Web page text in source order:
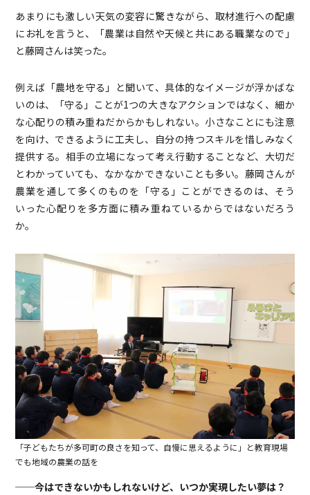
あまりにも激しい天気の変容に驚きながら、取材進行への配慮
にお礼を言うと、「農業は自然や天候と共にある職業なので」
と藤岡さんは笑った。
例えば「農地を守る」と聞いて、具体的なイメージが浮かばな
いのは、「守る」ことが1つの大きなアクションではなく、細か
な心配りの積み重ねだからかもしれない。小さなことにも注意
を向け、できるように工夫し、自分の持つスキルを惜しみなく
提供する。相手の立場になって考え行動することなど、大切だ
とわかっていても、なかなかできないことも多い。藤岡さんが
農業を通して多くのものを「守る」ことができるのは、そう
いった心配りを多方面に積み重ねているからではないだろう
か。
「子どもたちが多可町の良さを知って、自慢に思えるように」と教育現場
でも地域の農業の話を
──今はできないかもしれないけど、いつか実現したい夢は？